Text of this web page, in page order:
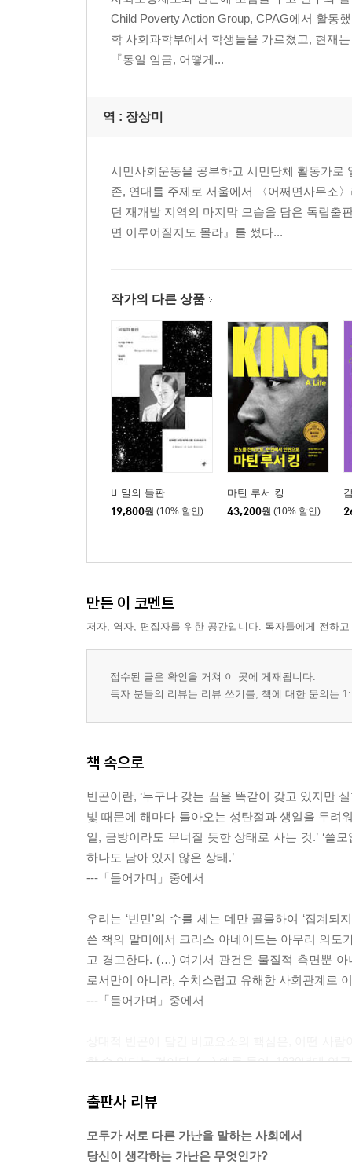
Child Poverty Action Group, CPAG에서 활동
학 사회과학부에서 학생들을 가르쳤고, 현재
『동일 임금, 어떻게...
역 : 장상미
시민사회운동을 공부하고 시민단체 활동가로
존, 연대를 주제로 서울에서 〈어쩌면사무소
던 재개발 지역의 마지막 모습을 담은 독립출
면 이루어질지도 몰라』를 썼다...
작가의 다른 상품
비밀의 들판
19,800원 (10% 할인)
마틴 루서 킹
43,200원 (10% 할인)
만든 이 코멘트
저자, 역자, 편집자를 위한 공간입니다. 독자들에게 전하
접수된 글은 확인을 거쳐 이 곳에 게재됩니다.
독자 분들의 리뷰는 리뷰 쓰기를, 책에 대한 문의는
책 속으로
빈곤이란, ‘누구나 갖는 꿈을 똑같이 갖고 있지만
빛 때문에 해마다 돌아오는 성탄절과 생일을 두려
일, 금방이라도 무너질 듯한 상태로 사는 것.’ ‘쓸
하나도 남아 있지 않은 상태.’
---「들어가며」중에서
우리는 ‘빈민’의 수를 세는 데만 골몰하여 ‘집계
쓴 책의 말미에서 크리스 아네이드는 아무리 의도
고 경고한다. (…) 여기서 관건은 물질적 측면뿐
로서만이 아니라, 수치스럽고 유해한 사회관계로
---「들어가며」중에서
할 수 있다는 것이다. (…) 예를 들어, 1930년대 영
기 때문이다. 이보다 짧은 기간으로 보아도 일반
면 값비싼 난방 방식이나 감당하기 힘든 고급 슈
르기까지 다양하며 최근에 등장한 이러한 항목이
출판사 리뷰
모두가 서로 다른 가난을 말하는 사회에서
당신이 생각하는 가난은 무엇인가?